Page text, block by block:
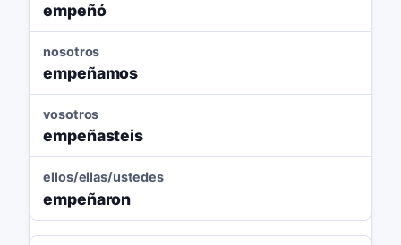
empeñó
nosotros
empeñamos
vosotros
empeñasteis
ellos/ellas/ustedes
empeñaron